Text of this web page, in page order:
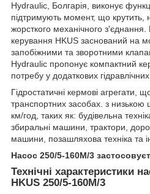
Hydraulic, Болгарія, виконує
підтримують момент, що крутить,
жорсткого механічного з'єднання.
керування HKUS заснований на
запобіжними та зворотними
Hydraulic пропонує компактний
потребу у додаткових
Гідростатичні кермові агрегати,
транспортних засобах. з
км/год, таких як: будівельна
збиральні машини, трактори,
машини, позашляхова техніка та
Насос 250/5-160М/3
Технічні характеристики
HKUS 250/5-160М/3